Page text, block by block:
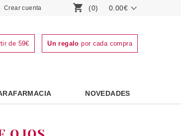
Crear cuenta (0) 0.00€
de 59€ Un regalo por cada compra
NOVEDADES